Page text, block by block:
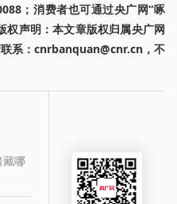
；消费者也可通过央广网“啄
权声明：本文章版权归属央广网
系：cnrbanquan@cnr.cn，不
藏哪